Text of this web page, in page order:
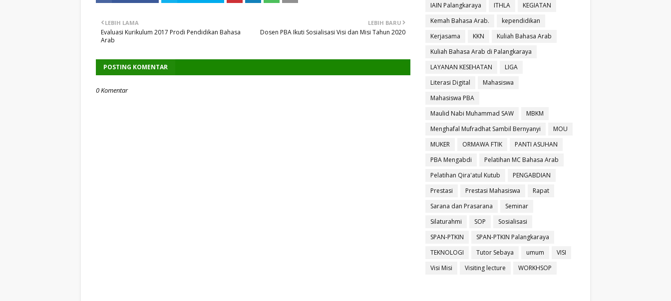
LEBIH BARU
Dosen PBA Ikuti Sosialisasi Visi dan Misi Tahun 2020
LEBIH LAMA
Evaluasi Kurikulum 2017 Prodi Pendidikan Bahasa
Arab
POSTING KOMENTAR
0 Komentar
IAIN Palangkaraya
ITHLA
KEGIATAN
Kemah Bahasa Arab.
kependidikan
Kerjasama
KKN
Kuliah Bahasa Arab
Kuliah Bahasa Arab di Palangkaraya
LAYANAN KESEHATAN
LIGA
Literasi Digital
Mahasiswa
Mahasiswa PBA
Maulid Nabi Muhammad SAW
MBKM
Menghafal Mufradhat Sambil Bernyanyi
MOU
MUKER
ORMAWA FTIK
PANTI ASUHAN
PBA Mengabdi
Pelatihan MC Bahasa Arab
Pelatihan Qira'atul Kutub
PENGABDIAN
Prestasi
Prestasi Mahasiswa
Rapat
Sarana dan Prasarana
Seminar
Silaturahmi
SOP
Sosialisasi
SPAN-PTKIN
SPAN-PTKIN Palangkaraya
TEKNOLOGI
Tutor Sebaya umum
VISI
Visi Misi
Visiting lecture WORKHSOP